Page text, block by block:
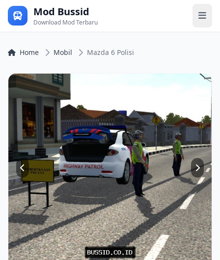
Mod Bussid
Download Mod Terbaru
Home Mobil Mazda 6 Polisi